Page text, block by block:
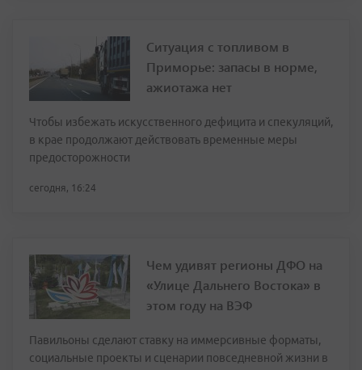
Ситуация с топливом в
Приморье: запасы в норме,
ажиотажа нет
Чтобы избежать искусственного дефицита и спекуляций,
в крае продолжают действовать временные меры
предосторожности
сегодня, 16:24
Чем удивят регионы ДФО на
«Улице Дальнего Востока» в
этом году на ВЭФ
Павильоны сделают ставку на иммерсивные форматы,
социальные проекты и сценарии повседневной жизни в